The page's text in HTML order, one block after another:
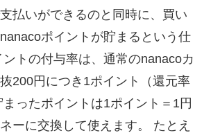
払いができるのと同時に、買い
ポイントが貯まるという仕
トの付与率は、通常のnanacoカ
200円につき1ポイント（還元率
ったポイントは1ポイント＝1円
ーに交換して使えます。 たとえ